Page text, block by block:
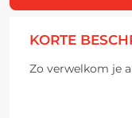
KORTE
Zo verwelkom je